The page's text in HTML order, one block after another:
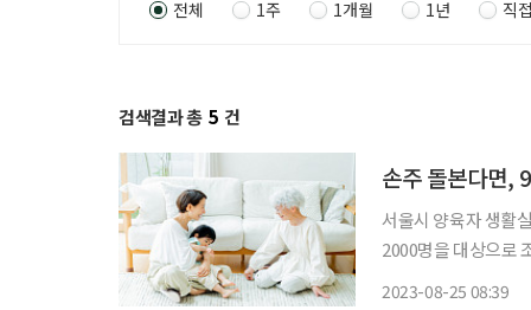
전체 1주 1개월 1년 직
검색결과 총 5 건
손주 돌본다면,
서울시 양육자 생활
2000명을 대상으로
2023-08-25 08:39